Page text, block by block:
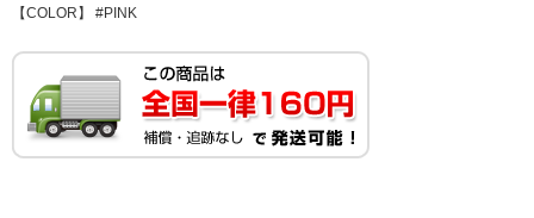
【COLOR】 #PINK